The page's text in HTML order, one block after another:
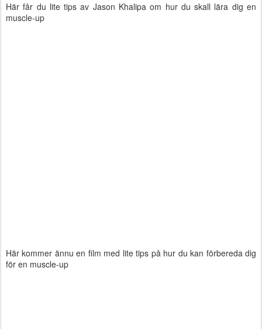
Här får du lite tips av Jason Khalipa om hur du skall lära dig en
muscle-up
Här kommer ännu en film med lite tips på hur du kan förbereda dig
för en muscle-up